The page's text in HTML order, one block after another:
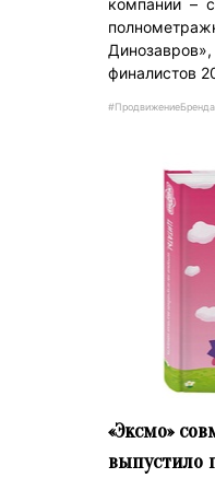
финалистов
«Эксмо»
выпустило